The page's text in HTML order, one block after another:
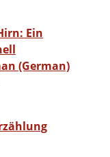
Ein
(German)